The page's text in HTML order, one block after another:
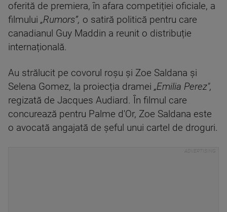
oferită de premiera, în afara competiției oficiale, a
filmului „Rumors”, o satiră politică pentru care
canadianul Guy Maddin a reunit o distribuție
internațională.
Au strălucit pe covorul roșu și Zoe Saldana și
Selena Gomez, la proiecția dramei „Emilia Perez",
regizată de Jacques Audiard. În filmul care
concurează pentru Palme d'Or, Zoe Saldana este
o avocată angajată de șeful unui cartel de droguri.